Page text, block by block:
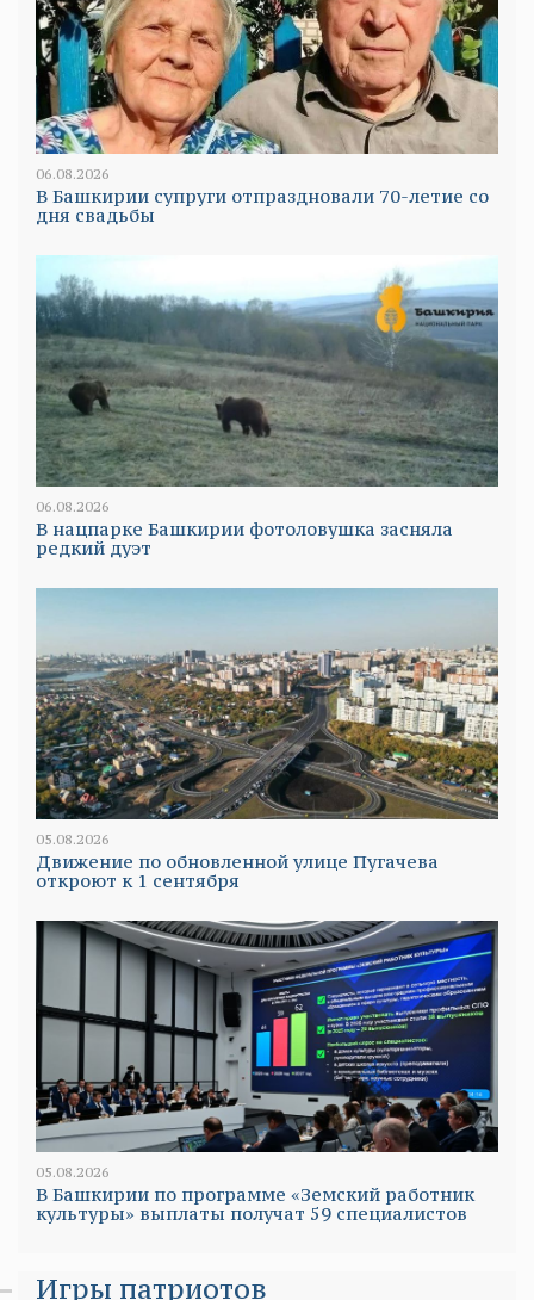
06.08.2026
В Башкирии супруги отпраздновали 70-летие со
дня свадьбы
06.08.2026
В нацпарке Башкирии фотоловушка засняла
редкий дуэт
05.08.2026
Движение по обновленной улице Пугачева
откроют к 1 сентября
05.08.2026
В Башкирии по программе «Земский работник
культуры» выплаты получат 59 специалистов
Игры патриотов